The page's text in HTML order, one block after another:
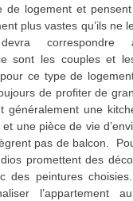
de logement et
plus vastes qu’ils ne
correspondre
sont les couples et
ce type de
de profiter de
généralement une
une pièce de vie
pas de balcon.
promettent des
des peintures
l’appartement